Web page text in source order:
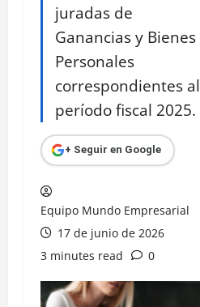
juradas de
Ganancias y Bienes
Personales
correspondientes al
período fiscal 2025.
+ Seguir en Google
Equipo Mundo Empresarial
17 de junio de 2026
3 minutes read
0